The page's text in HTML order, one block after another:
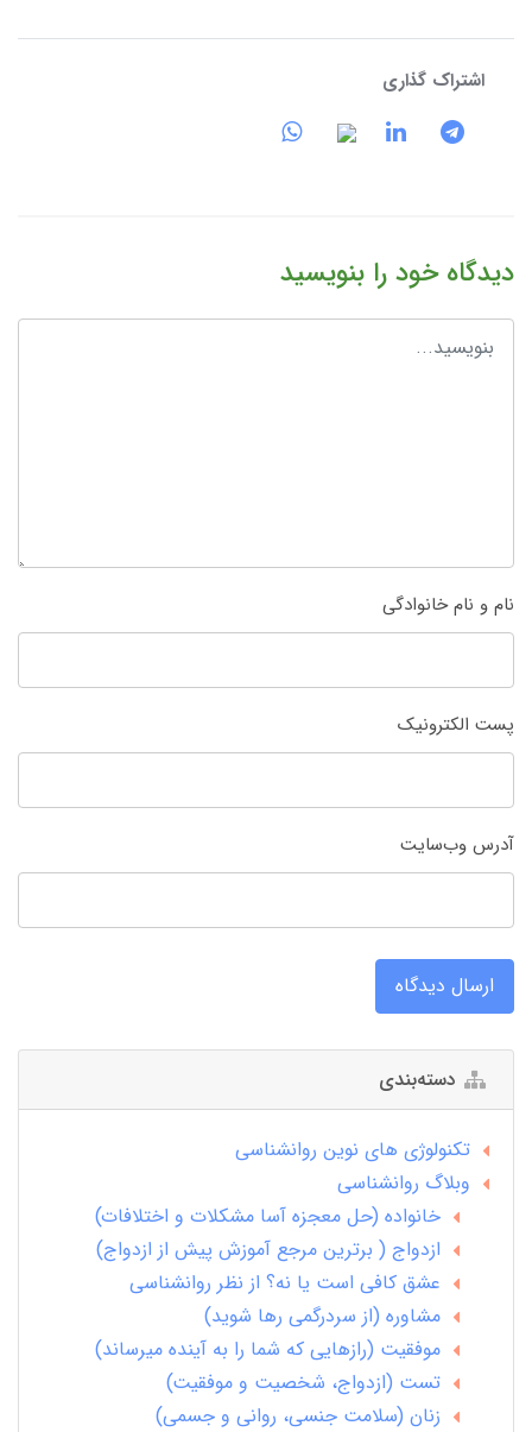
اشتراک گذاری
دیدگاه خود را بنویسید
نام و نام خانوادگی
پست الکترونیک
آدرس وب‌سایت
ارسال دیدگاه
دسته‌بندی
تکنولوژی های نوین روانشناسی
وبلاگ روانشناسی
خانواده (حل معجزه آسا مشکلات و اختلافات)
ازدواج ( برترین مرجع آموزش پیش از ازدواج)
عشق کافی است یا نه؟ از نظر روانشناسی
مشاوره (از سردرگمی رها شوید)
موفقیت (رازهایی که شما را به آینده میرساند)
تست (ازدواج، شخصیت و موفقیت)
زنان (سلامت جنسی، روانی و جسمی)